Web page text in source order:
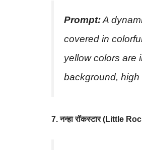
Prompt:A
covered in
yellow colors are
background, high
7. नन्हा रॉकस्टार (Little